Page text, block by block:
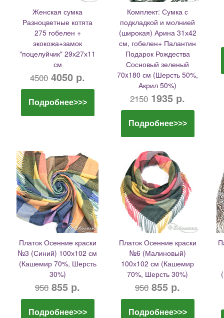
Женская сумка
Разноцветные котята
275 гобелен +
экокожа+замок
"поцелуйчик" 29х27х11
см
4500 4050 р.
Подробнее>>>
Комплект: Сумка с
подкладкой и молнией
(широкая) Арина 31х42
см, гобелен+ Палантин
Подарок Рождества
Сосновый зеленый
70x180 см (Шерсть 50%,
Акрил 50%)
2150 1935 р.
Подробнее>>>
Платок Осенние краски
№3 (Синий) 100х102 см
(Кашемир 70%, Шерсть
30%)
950 855 р.
Подробнее>>>
Платок Осенние краски
№6 (Малиновый)
100х102 см (Кашемир
70%, Шерсть 30%)
950 855 р.
Подробнее>>>